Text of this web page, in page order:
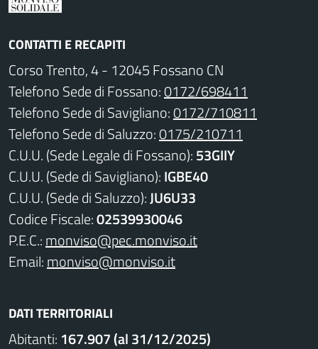
CONTATTI E RECAPITI
Corso Trento, 4 - 12045 Fossano CN
Telefono Sede di Fossano:0172/698411
Telefono Sede di Savigliano:0172/710811
Telefono Sede di Saluzzo:0175/210711
C.U.U. (Sede Legale di Fossano):53GIIY
C.U.U. (Sede di Savigliano):IGBE40
C.U.U. (Sede di Saluzzo):JU6U33
Codice Fiscale:02539930046
P.E.C.:monviso@pec.monviso.it
Email:monviso@monviso.it
DATI TERRITORIALI
Abitanti: 167.907 (al 31/12/2025)